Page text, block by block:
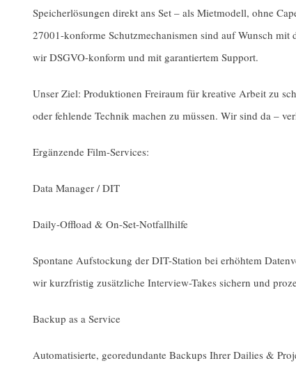
Speicherlösungen direkt ans Set – als Mietmodell, ohne
27001-konforme Schutzmechanismen sind auf Wunsch
wir DSGVO-konform und mit garantiertem Support.
Unser Ziel: Produktionen Freiraum für kreative Arbeit zu
oder fehlende Technik machen zu müssen. Wir sind da –
Ergänzende Film-Services:
Data Manager / DIT
Daily-Offload & On-Set-Notfallhilfe
Spontane Aufstockung der DIT-Station bei erhöhtem
wir kurzfristig zusätzliche Interview-Takes sichern und
Backup as a Service
Automatisierte, georedundante Backups Ihrer Dailies &